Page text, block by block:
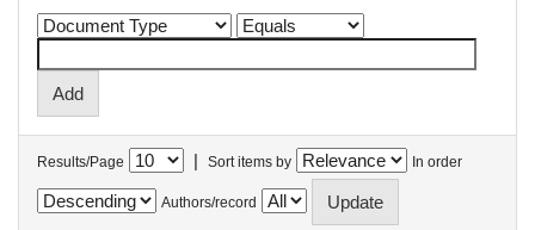
Results/Page | Sort items by In order
Authors/record